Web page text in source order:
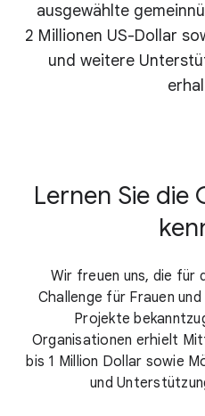
ausgewählte
2 Millionen US-Dollar
und weitere
Lernen Sie die
Wir freuen uns, die für
Challenge für Frauen
Projekte
Organisationen erhielt
bis 1 Million Dollar sowie
und